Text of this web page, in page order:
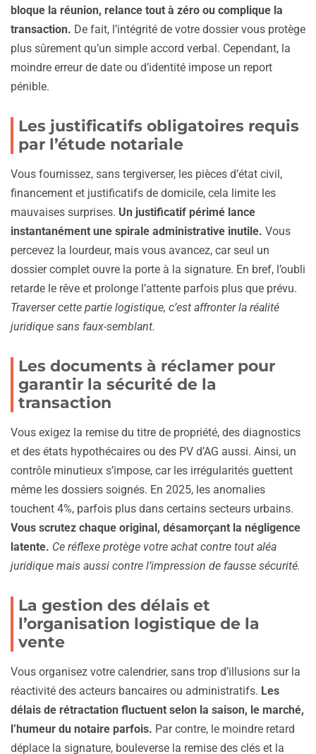
bloque la réunion, relance tout à zéro ou complique la
transaction. De fait, l’intégrité de votre dossier vous protège
plus sûrement qu’un simple accord verbal. Cependant, la
moindre erreur de date ou d’identité impose un report
pénible.
Les justificatifs obligatoires requis
par l’étude notariale
Vous fournissez, sans tergiverser, les pièces d’état civil,
financement et justificatifs de domicile, cela limite les
mauvaises surprises. Un justificatif périmé lance
instantanément une spirale administrative inutile. Vous
percevez la lourdeur, mais vous avancez, car seul un
dossier complet ouvre la porte à la signature. En bref, l’oubli
retarde le rêve et prolonge l’attente parfois plus que prévu.
Traverser cette partie logistique, c’est affronter la réalité
juridique sans faux-semblant.
Les documents à réclamer pour
garantir la sécurité de la
transaction
Vous exigez la remise du titre de propriété, des diagnostics
et des états hypothécaires ou des PV d’AG aussi. Ainsi, un
contrôle minutieux s’impose, car les irrégularités guettent
même les dossiers soignés. En 2025, les anomalies
touchent 4%, parfois plus dans certains secteurs urbains.
Vous scrutez chaque original, désamorçant la négligence
latente. Ce réflexe protège votre achat contre tout aléa
juridique mais aussi contre l’impression de fausse sécurité.
La gestion des délais et
l’organisation logistique de la
vente
Vous organisez votre calendrier, sans trop d’illusions sur la
réactivité des acteurs bancaires ou administratifs. Les
délais de rétractation fluctuent selon la saison, le marché,
l’humeur du notaire parfois. Par contre, le moindre retard
déplace la signature, bouleverse la remise des clés et la